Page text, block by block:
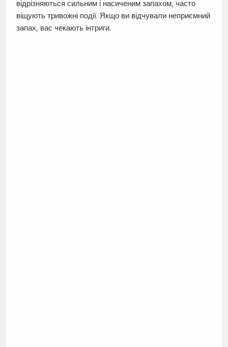
відрізняються сильним і насиченим запахом, часто
віщують тривожні події. Якщо ви відчували неприємний
запах, вас чекають інтриги.